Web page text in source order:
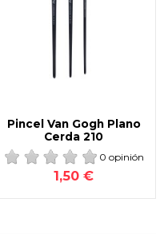
Pincel Van Gogh Plano
Cerda 210
0 opinión
1,50 €